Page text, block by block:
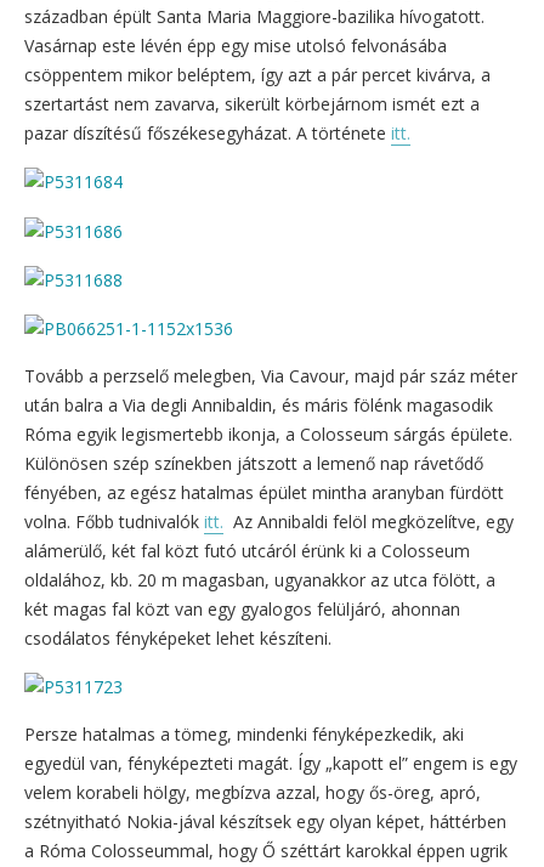
században épült Santa Maria Maggiore-bazilika hívogatott.
Vasárnap este lévén épp egy mise utolsó felvonásába
csöppentem mikor beléptem, így azt a pár percet kivárva, a
szertartást nem zavarva, sikerült körbejárnom ismét ezt a
pazar díszítésű főszékesegyházat. A története itt.
Tovább a perzselő melegben, Via Cavour, majd pár száz méter
után balra a Via degli Annibaldin, és máris fölénk magasodik
Róma egyik legismertebb ikonja, a Colosseum sárgás épülete.
Különösen szép színekben játszott a lemenő nap rávetődő
fényében, az egész hatalmas épület mintha aranyban fürdött
volna. Főbb tudnivalók itt. Az Annibaldi felöl megközelítve, egy
alámerülő, két fal közt futó utcáról érünk ki a Colosseum
oldalához, kb. 20 m magasban, ugyanakkor az utca fölött, a
két magas fal közt van egy gyalogos felüljáró, ahonnan
csodálatos fényképeket lehet készíteni.
Persze hatalmas a tömeg, mindenki fényképezkedik, aki
egyedül van, fényképezteti magát. Így „kapott el” engem is egy
velem korabeli hölgy, megbízva azzal, hogy ős-öreg, apró,
szétnyitható Nokia-jával készítsek egy olyan képet, háttérben
a Róma Colosseummal, hogy Ő széttárt karokkal éppen ugrik